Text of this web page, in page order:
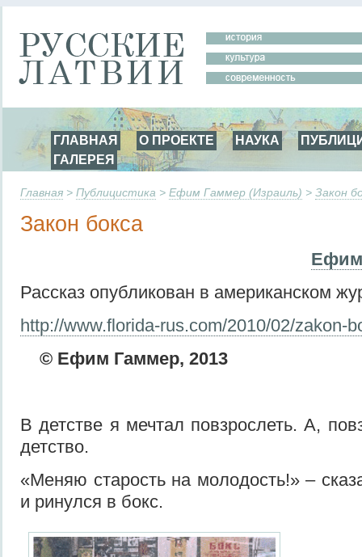
ГЛАВНАЯ О ПРОЕКТЕ НАУКА
ГАЛЕРЕЯ
Главная > Публицистика > Ефим Гаммер (Израиль) > Закон
Закон бокса
Ефим
Рассказ опубликован в американском
http://www.florida-rus.com/2010/02/zakon-
© Ефим Гаммер, 2013
В детстве я мечтал повзрослеть. А,
детство.
«Меняю старость на молодость!» –
и ринулся в бокс.